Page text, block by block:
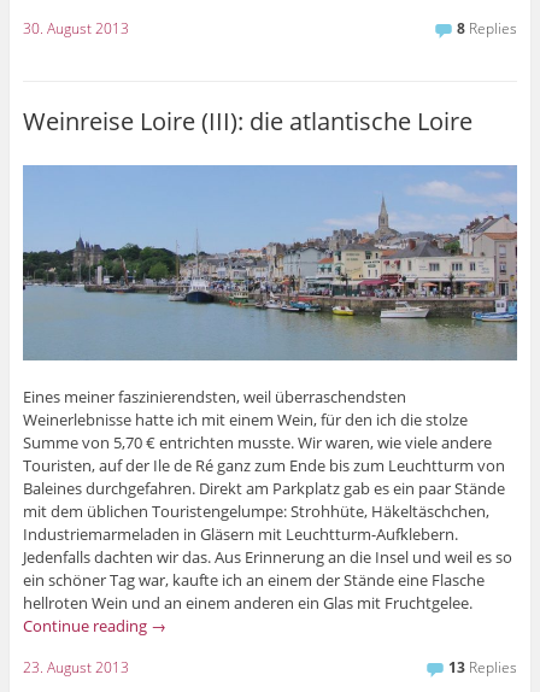
30. August 2013 8 Replies
Weinreise Loire (III): die atlantische Loire
Eines meiner faszinierendsten, weil überraschendsten
Weinerlebnisse hatte ich mit einem Wein, für den ich die stolze
Summe von 5,70 € entrichten musste. Wir waren, wie viele andere
Touristen, auf der Ile de Ré ganz zum Ende bis zum Leuchtturm von
Baleines durchgefahren. Direkt am Parkplatz gab es ein paar Stände
mit dem üblichen Touristengelumpe: Strohhüte, Häkeltäschchen,
Industriemarmeladen in Gläsern mit Leuchtturm-Aufklebern.
Jedenfalls dachten wir das. Aus Erinnerung an die Insel und weil es so
ein schöner Tag war, kaufte ich an einem der Stände eine Flasche
hellroten Wein und an einem anderen ein Glas mit Fruchtgelee.
Continue reading →
23. August 2013 13 Replies